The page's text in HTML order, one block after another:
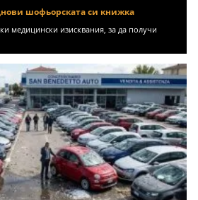
шофьорската си книжка
медицински изисквания, за да получи